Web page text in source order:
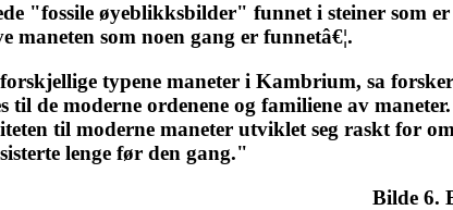
"fossile øyeblikksbilder" funnet i steiner som
maneten som noen gang er funnetâ€¦.
typene maneter i Kambrium, sa
til de moderne ordenene og familiene av
til moderne maneter utviklet seg raskt for
lenge før den gang."
Bilde 6.